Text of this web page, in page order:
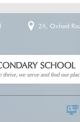
2A, Oxford